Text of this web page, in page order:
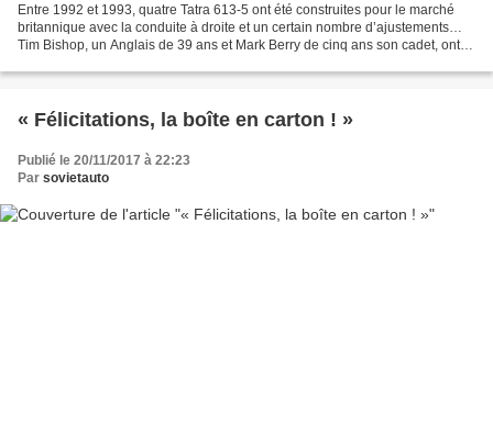
Entre 1992 et 1993, quatre Tatra 613-5 ont été construites pour le marché
britannique avec la conduite à droite et un certain nombre d’ajustements…
Tim Bishop, un Anglais de 39 ans et Mark Berry de cinq ans son cadet, ont
« Félicitations, la boîte en carton ! »
Publié le 20/11/2017 à 22:23
Par sovietauto